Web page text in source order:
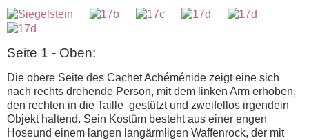
Seite 1 - Oben:
Die obere Seite des Cachet Achéménide zeigt eine sich
nach rechts drehende Person, mit dem linken Arm erhoben,
den rechten in die Taille gestützt und zweifellos irgendein
Objekt haltend. Sein Kostüm besteht aus einer engen
Hoseund einem langen langärmligen Waffenrock, der mit